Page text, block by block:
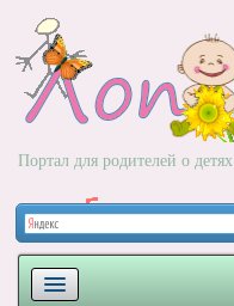
Портал для родителей о детях